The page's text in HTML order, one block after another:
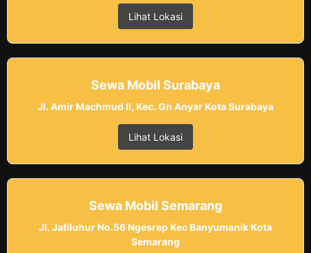
Lihat Lokasi
Sewa Mobil Surabaya
Jl. Amir Machmud II, Kec. Gn Anyar Kota Surabaya
Lihat Lokasi
Sewa Mobil Semarang
Jl. Jatiluhur No.56 Ngesrep Kec Banyumanik Kota
Semarang